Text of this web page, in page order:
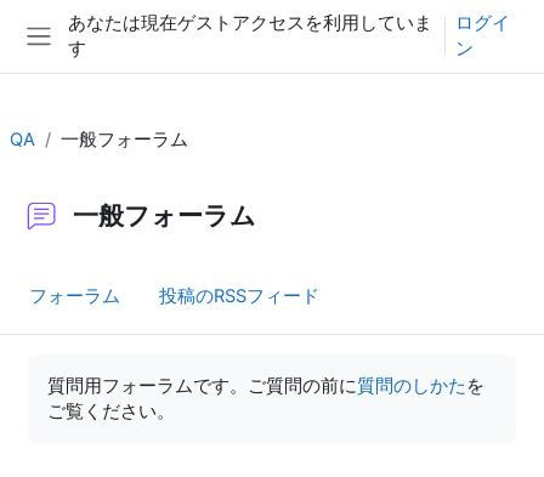
メインコンテンツへスキップする
サイドパネル
あなたは現在ゲストアクセスを利用していま
す
ログイ
ン
QA 一般フォーラム
一般フォーラム
フォーラム 投稿のRSSフィード
質問用フォーラムです。ご質問の前に質問のしかた を
ご覧ください。